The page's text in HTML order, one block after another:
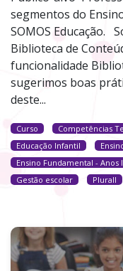
segmentos do
SOMOS Educação.
Biblioteca de
funcionalidade
sugerimos boas
deste...
Curso Competências
Educação Infantil
Ensino Fundamental - Anos
Gestão escolar
Plurall